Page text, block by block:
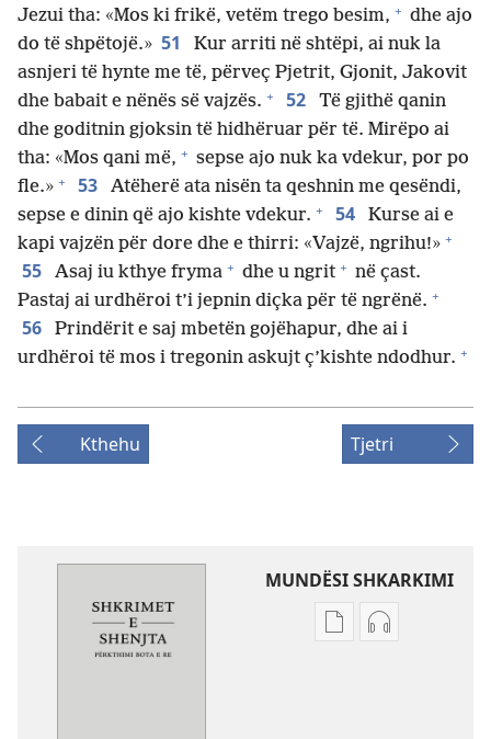
Jezui tha: «Mos ki frikë, vetëm trego besim, + dhe ajo
do të shpëtojë.» 51
Kur arriti në shtëpi, ai nuk la
asnjeri të hynte me të, përveç Pjetrit, Gjonit, Jakovit
dhe babait e nënës së vajzës. + 52
Të gjithë qanin
dhe goditnin gjoksin të hidhëruar për të. Mirëpo ai
tha: «Mos qani më, + sepse ajo nuk ka vdekur, por po
fle.» + 53
Atëherë ata nisën ta qeshnin me qesëndi,
sepse e dinin që ajo kishte vdekur. + 54
Kurse ai e
kapi vajzën për dore dhe e thirri: «Vajzë, ngrihu!» +
55 Asaj iu kthye fryma + dhe u ngrit + në çast.
Pastaj ai urdhëroi t’i jepnin diçka për të ngrënë. +
56
Prindërit e saj mbetën gojëhapur, dhe ai i
urdhëroi të mos i tregonin askujt ç’kishte ndodhur. +
Kthehu Tjetri
MUNDËSI SHKARKIMI
MundësitëMundësitë